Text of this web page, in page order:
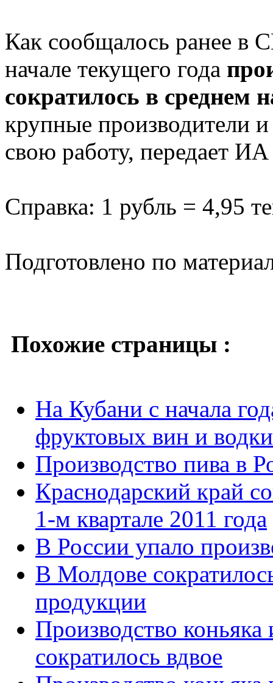
Как сообщалось ранее в
начале текущего года
сократилось в среднем
крупные производители
свою работу, передает
Справка: 1 рубль = 4,95
Подготовлено по
Похожие страницы :
На Кубани с начала
фруктовых вин и водки
Производство пива в
Краснодарский край
1-м квартале 2011 года
В России упало
В Молдове
продукции
Производство
сократилось вдвое